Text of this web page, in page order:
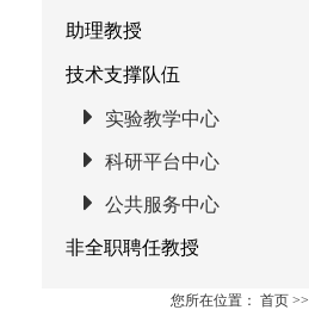
助理教授
技术支撑队伍
实验教学中心
科研平台中心
公共服务中心
非全职聘任教授
您所在位置： 首页 >>